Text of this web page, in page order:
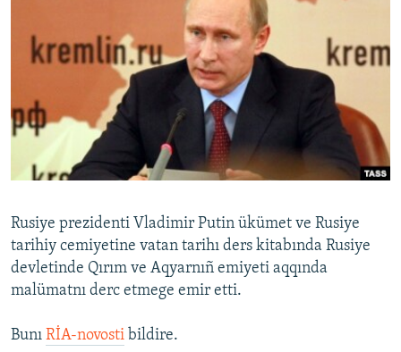
SÜRET
FİKİR
Русский
Українською
QOŞULIÑIZ!
Rusiye prezidenti Vladimir Putin ükümet ve Rusiye
tarihiy cemiyetine vatan tarihı ders kitabında Rusiye
devletinde Qırım ve Aqyarnıñ emiyeti aqqında
malümatnı derc etmege emir etti.
Bunı RİA-novosti bildire.